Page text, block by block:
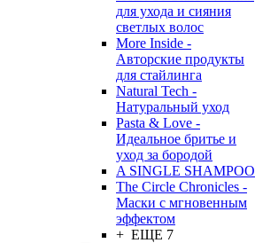
для ухода и сияния
светлых волос
More Inside -
Авторские продукты
для стайлинга
Natural Tech -
Натуральный уход
Pasta & Love -
Идеальное бритье и
уход за бородой
A SINGLE SHAMPOO
The Circle Chronicles -
Маски с мгновенным
эффектом
+ ЕЩЕ 7